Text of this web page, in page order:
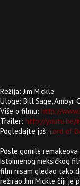
Režija: Jim Mickle
Uloge: Bill Sage, Ambyr
Više o filmu: http://
Trailer: http://youtu.be/
Pogledajte još: Lord of
Posle gomile
istoimenog meksičkog
film nisam gledao tako
režirao Jim Mickle čiji je